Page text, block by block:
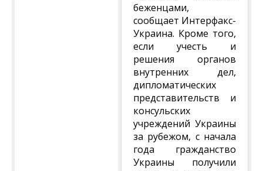
беженцами,
сообщает Интерфакс-
Украина. Кроме того,
если учесть и
решения органов
внутренних дел,
дипломатических
представительств и
консульских
учреждений Украины
за рубежом, с начала
года гражданство
Украины получили